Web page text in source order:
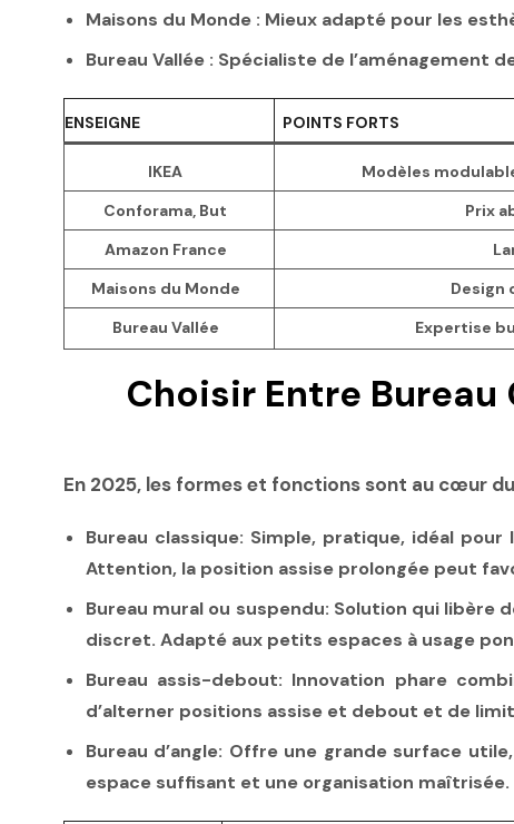
Maisons du Monde : Mieux adapté pour les
Bureau Vallée : Spécialiste de l’aménagement
ENSEIGNE POINTS FORTS
IKEA Modèles
Conforama, But
Prix
Amazon France
Maisons du Monde
Design
Bureau Vallée
Expertise
Choisir Entre Bureau
En 2025, les formes et fonctions sont au cœur
Bureau classique: Simple, pratique, idéal
Attention, la position assise prolongée peut
Bureau mural ou suspendu: Solution qui libère
discret. Adapté aux petits espaces à usage
Bureau assis-debout: Innovation phare
d’alterner positions assise et debout et de
Bureau d’angle: Offre une grande surface
espace suffisant et une organisation maîtrisée.